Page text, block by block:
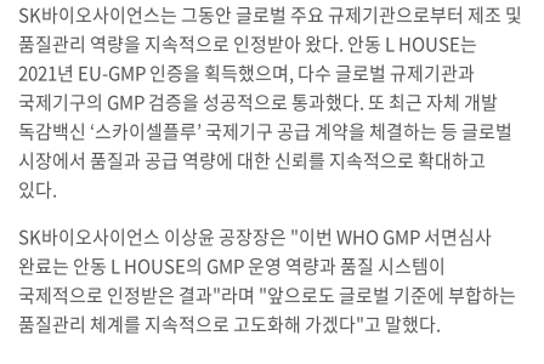
SK바이오사이언스는 그동안 글로벌 주요 규제기관으로부터 제조 및
품질관리 역량을 지속적으로 인정받아 왔다. 안동 L HOUSE는
2021년 EU-GMP 인증을 획득했으며, 다수 글로벌 규제기관과
국제기구의 GMP 검증을 성공적으로 통과했다. 또 최근 자체 개발
독감백신 ‘스카이셀플루’ 국제기구 공급 계약을 체결하는 등 글로벌
시장에서 품질과 공급 역량에 대한 신뢰를 지속적으로 확대하고
있다.
SK바이오사이언스 이상윤 공장장은 "이번 WHO GMP 서면심사
완료는 안동 L HOUSE의 GMP 운영 역량과 품질 시스템이
국제적으로 인정받은 결과"라며 "앞으로도 글로벌 기준에 부합하는
품질관리 체계를 지속적으로 고도화해 가겠다"고 말했다.